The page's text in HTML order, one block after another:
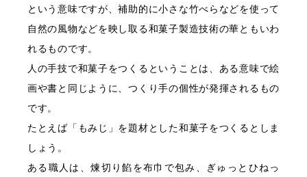
という意味ですが、補助的に小さな竹べらなどを使って
自然の風物などを映し取る和菓子製造技術の華ともいわ
れるものです。
人の手技で和菓子をつくるということは、ある意味で絵
画や書と同じように、つくり手の個性が発揮されるもの
です。
たとえば「もみじ」を題材とした和菓子をつくるとしま
しょう。
ある職人は、煉切り餡を布巾で包み、ぎゅっとひねっ